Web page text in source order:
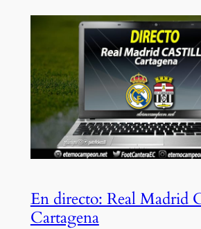
En directo: Real Madrid
Cartagena